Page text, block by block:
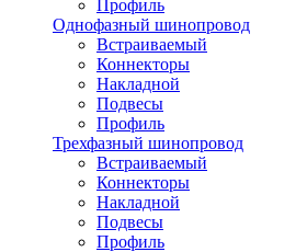
Профиль
Однофазный шинопровод
Встраиваемый
Коннекторы
Накладной
Подвесы
Профиль
Трехфазный шинопровод
Встраиваемый
Коннекторы
Накладной
Подвесы
Профиль